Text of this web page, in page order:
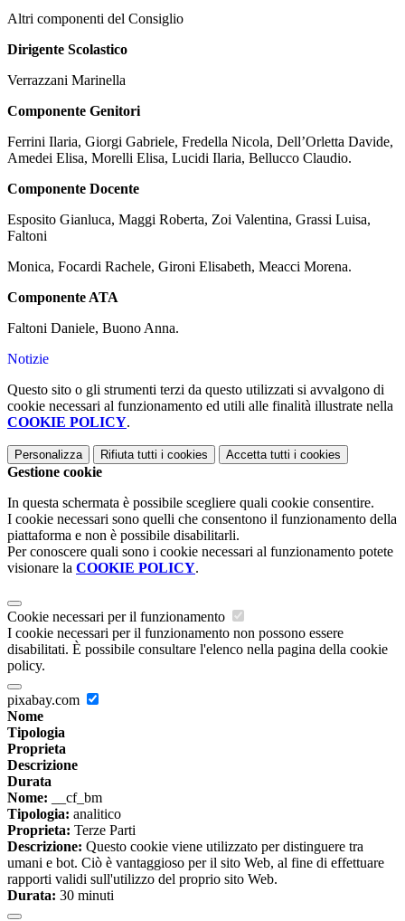
Altri componenti del Consiglio
Dirigente Scolastico
Verrazzani Marinella
Componente Genitori
Ferrini Ilaria, Giorgi Gabriele, Fredella Nicola, Dell’Orletta Davide,
Amedei Elisa, Morelli Elisa, Lucidi Ilaria, Bellucco Claudio.
Componente Docente
Esposito Gianluca, Maggi Roberta, Zoi Valentina, Grassi Luisa,
Faltoni
Monica, Focardi Rachele, Gironi Elisabeth, Meacci Morena.
Componente ATA
Faltoni Daniele, Buono Anna.
Notizie
Questo sito o gli strumenti terzi da questo utilizzati si avvalgono di
cookie necessari al funzionamento ed utili alle finalità illustrate nella
COOKIE POLICY.
Personalizza Rifiuta tutti i cookies Accetta tutti i cookies
Gestione cookie
In questa schermata è possibile scegliere quali cookie consentire.
I cookie necessari sono quelli che consentono il funzionamento della
piattaforma e non è possibile disabilitarli.
Per conoscere quali sono i cookie necessari al funzionamento potete
visionare la COOKIE POLICY.
Cookie necessari per il funzionamento
I cookie necessari per il funzionamento non possono essere
disabilitati. È possibile consultare l'elenco nella pagina della cookie
policy.
pixabay.com
Nome
Tipologia
Proprieta
Descrizione
Durata
Nome: __cf_bm
Tipologia: analitico
Proprieta: Terze Parti
Descrizione: Questo cookie viene utilizzato per distinguere tra
umani e bot. Ciò è vantaggioso per il sito Web, al fine di effettuare
rapporti validi sull'utilizzo del proprio sito Web.
Durata: 30 minuti